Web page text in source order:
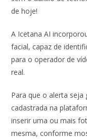
de hoje!
A Icetana AI
facial, capaz de
para o operador de
real.
Para que o alerta seja
cadastrada na
inserir uma ou mais
mesma, conforme